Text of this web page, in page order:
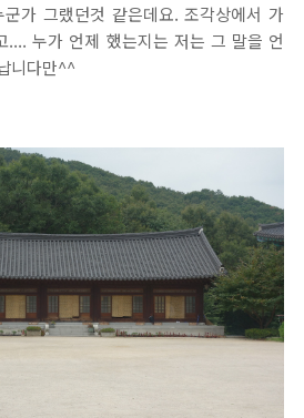
가 그랬던것 같은데요. 조각상에서 가
.... 누가 언제 했는지는 저는 그 말을 언
니다만^^